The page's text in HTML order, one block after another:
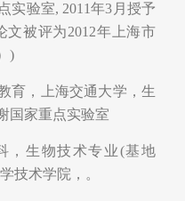
实验室, 2011年3月授予
被评为2012年上海市
)
育，上海交通大学，生
国家重点实验室
，生物技术专业(基地
技术学院，。